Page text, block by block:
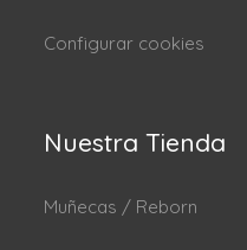
Configurar cookies
Nuestra Tienda
Muñecas / Reborn